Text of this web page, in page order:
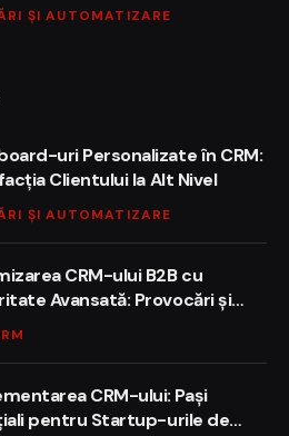
ȘI AUTOMATIZARE
uri Personalizate în CRM:
Clientului la Alt Nivel
ȘI AUTOMATIZARE
CRM-ului B2B cu
Avansată: Provocări și
CRM-ului: Pași
pentru Startup-urile de